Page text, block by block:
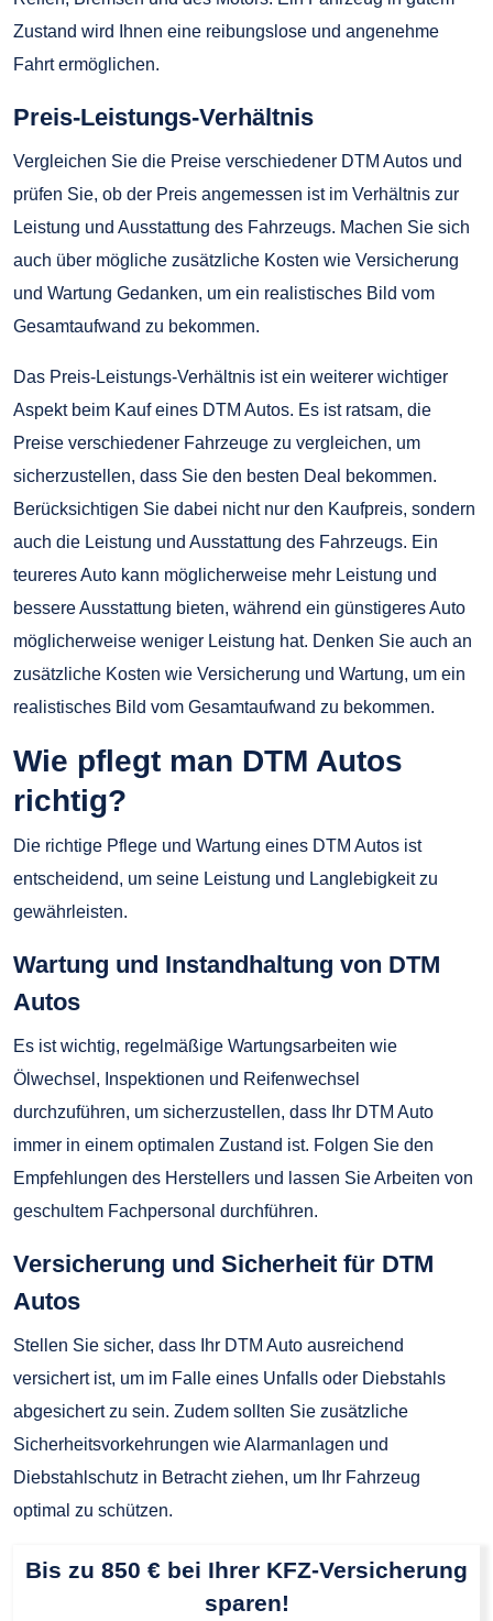
Zustand wird Ihnen eine reibungslose und angenehme
Fahrt ermöglichen.
Preis-Leistungs-Verhältnis
Vergleichen Sie die Preise verschiedener DTM Autos und
prüfen Sie, ob der Preis angemessen ist im Verhältnis zur
Leistung und Ausstattung des Fahrzeugs. Machen Sie sich
auch über mögliche zusätzliche Kosten wie Versicherung
und Wartung Gedanken, um ein realistisches Bild vom
Gesamtaufwand zu bekommen.
Das Preis-Leistungs-Verhältnis ist ein weiterer wichtiger
Aspekt beim Kauf eines DTM Autos. Es ist ratsam, die
Preise verschiedener Fahrzeuge zu vergleichen, um
sicherzustellen, dass Sie den besten Deal bekommen.
Berücksichtigen Sie dabei nicht nur den Kaufpreis, sondern
auch die Leistung und Ausstattung des Fahrzeugs. Ein
teureres Auto kann möglicherweise mehr Leistung und
bessere Ausstattung bieten, während ein günstigeres Auto
möglicherweise weniger Leistung hat. Denken Sie auch an
zusätzliche Kosten wie Versicherung und Wartung, um ein
realistisches Bild vom Gesamtaufwand zu bekommen.
Wie pflegt man DTM Autos
richtig?
Die richtige Pflege und Wartung eines DTM Autos ist
entscheidend, um seine Leistung und Langlebigkeit zu
gewährleisten.
Wartung und Instandhaltung von DTM
Autos
Es ist wichtig, regelmäßige Wartungsarbeiten wie
Ölwechsel, Inspektionen und Reifenwechsel
durchzuführen, um sicherzustellen, dass Ihr DTM Auto
immer in einem optimalen Zustand ist. Folgen Sie den
Empfehlungen des Herstellers und lassen Sie Arbeiten von
geschultem Fachpersonal durchführen.
Versicherung und Sicherheit für DTM
Autos
Stellen Sie sicher, dass Ihr DTM Auto ausreichend
versichert ist, um im Falle eines Unfalls oder Diebstahls
abgesichert zu sein. Zudem sollten Sie zusätzliche
Sicherheitsvorkehrungen wie Alarmanlagen und
Diebstahlschutz in Betracht ziehen, um Ihr Fahrzeug
optimal zu schützen.
Bis zu 850 € bei Ihrer KFZ-Versicherung
sparen!